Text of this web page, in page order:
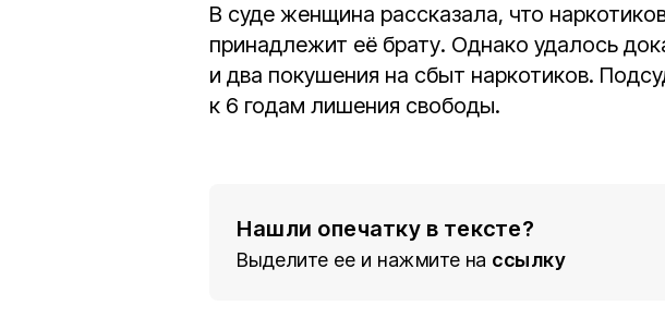
В суде женщина рассказала, что
принадлежит её брату. Однако удалось
и два покушения на сбыт наркотиков.
к 6 годам лишения свободы.
Нашли опечатку в тексте?
Выделите ее и нажмите на ссылку